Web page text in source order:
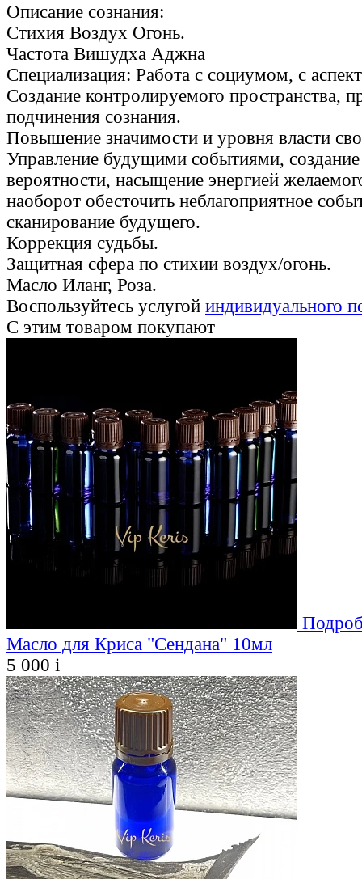
Описание сознания:
Стихия Воздух Огонь.
Частота Вишудха Аджна
Специализация: Работа с социумом, с
Создание контролируемого пространства,
подчинения сознания.
Повышение значимости и уровня власти
Управление будущими событиями, создание
вероятности, насыщение энергией
наоборот обесточить неблагоприятное
сканирование будущего.
Коррекция судьбы.
Защитная сфера по стихии воздух/огонь.
Масло Иланг, Роза.
Воспользуйтесь услугой индивидуального
С этим товаром покупают
Масло для Криса "Сендана" 10мл
5 000 i